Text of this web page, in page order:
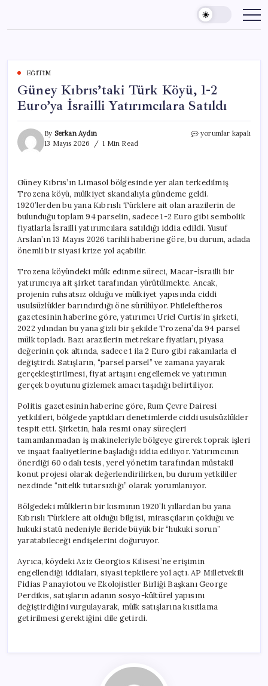
content
EĞITIM
Güney Kıbrıs’taki Türk Köyü, 1-2
Euro’ya İsrailli Yatırımcılara Satıldı
By Serkan Aydın
13 Mayıs 2026
1 Min Read
Güney
2
Euro’ya
İsrailli
Yatırımcılara
Satıldı
için
yorumlar kapalı
Güney Kıbrıs’ın Limasol bölgesinde yer alan terkedilmiş
Trozena köyü, mülkiyet skandalıyla gündeme geldi.
1920’lerden bu yana Kıbrıslı Türklere ait olan arazilerin de
bulunduğu toplam 94 parselin, sadece 1-2 Euro gibi sembolik
fiyatlarla İsrailli yatırımcılara satıldığı iddia edildi. Yusuf
Arslan’ın 13 Mayıs 2026 tarihli haberine göre, bu durum, adada
önemli bir siyasi krize yol açabilir.
Trozena köyündeki mülk edinme süreci, Macar-İsrailli bir
yatırımcıya ait şirket tarafından yürütülmekte. Ancak,
projenin ruhsatsız olduğu ve mülkiyet yapısında ciddi
usulsüzlükler barındırdığı öne sürülüyor. Phileleftheros
gazetesinin haberine göre, yatırımcı Uriel Curtis’in şirketi,
2022 yılından bu yana gizli bir şekilde Trozena’da 94 parsel
mülk topladı. Bazı arazilerin metrekare fiyatları, piyasa
değerinin çok altında, sadece 1 ila 2 Euro gibi rakamlarla el
değiştirdi. Satışların, “parsel parsel” ve zamana yayarak
gerçekleştirilmesi, fiyat artışını engellemek ve yatırımın
gerçek boyutunu gizlemek amacı taşıdığı belirtiliyor.
Politis gazetesinin haberine göre, Rum Çevre Dairesi
yetkilileri, bölgede yaptıkları denetimlerde ciddi usulsüzlükler
tespit etti. Şirketin, hala resmi onay süreçleri
tamamlanmadan iş makineleriyle bölgeye girerek toprak işleri
ve inşaat faaliyetlerine başladığı iddia ediliyor. Yatırımcının
önerdiği 60 odalı tesis, yerel yönetim tarafından müstakil
konut projesi olarak değerlendirilirken, bu durum yetkililer
nezdinde “nitelik tutarsızlığı” olarak yorumlanıyor.
Bölgedeki mülklerin bir kısmının 1920’li yıllardan bu yana
Kıbrıslı Türklere ait olduğu bilgisi, mirasçıların çokluğu ve
hukuki statü nedeniyle ileride büyük bir “hukuki sorun”
yaratabileceği endişelerini doğuruyor.
Ayrıca, köydeki Aziz Georgios Kilisesi’ne erişimin
engellendiği iddiaları, siyasi tepkilere yol açtı. AP Milletvekili
Fidias Panayiotou ve Ekolojistler Birliği Başkanı George
Perdikis, satışların adanın sosyo-kültürel yapısını
değiştirdiğini vurgulayarak, mülk satışlarına kısıtlama
getirilmesi gerektiğini dile getirdi.